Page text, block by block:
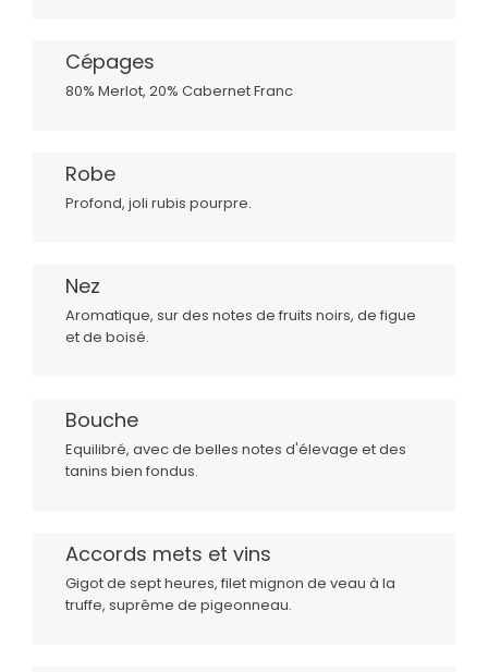
Cépages
80% Merlot, 20% Cabernet Franc
Robe
Profond, joli rubis pourpre.
Nez
Aromatique, sur des notes de fruits noirs, de figue
et de boisé.
Bouche
Equilibré, avec de belles notes d'élevage et des
tanins bien fondus.
Accords mets et vins
Gigot de sept heures, filet mignon de veau à la
truffe, suprême de pigeonneau.